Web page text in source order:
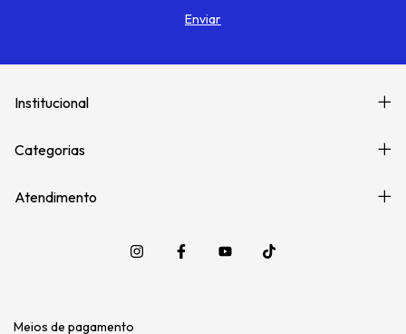
Institucional
Categorias
Atendimento
Meios de pagamento